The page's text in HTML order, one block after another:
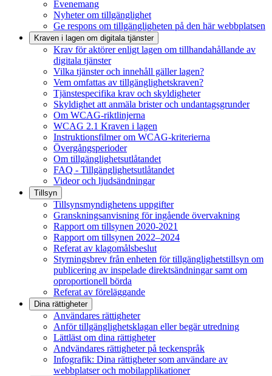
Evenemang
Nyheter om tillgänglighet
Ge respons om tillgängligheten på den här webbplatsen
Kraven i lagen om digitala tjänster
Krav för aktörer enligt lagen om tillhandahållande av
digitala tjänster
Vilka tjänster och innehåll gäller lagen?
Vem omfattas av tillgänglighetskraven?
Tjänstespecifika krav och skyldigheter
Skyldighet att anmäla brister och undantagsgrunder
Om WCAG-riktlinjerna
WCAG 2.1 Kraven i lagen
Instruktionsfilmer om WCAG-kriterierna
Övergångsperioder
Om tillgänglighetsutlåtandet
FAQ - Tillgänglighetsutlåtandet
Videor och ljudsändningar
Tillsyn
Tillsynsmyndighetens uppgifter
Granskningsanvisning för ingående övervakning
Rapport om tillsynen 2020-2021
Rapport om tillsynen 2022–2024
Referat av klagomålsbeslut
Styrningsbrev från enheten för tillgänglighetstillsyn om
publicering av inspelade direktsändningar samt om
oproportionell börda
Referat av föreläggande
Dina rättigheter
Användares rättigheter
Anför tillgänglighetsklagan eller begär utredning
Lättläst om dina rättigheter
Andvändares rättigheter på teckenspråk
Infografik: Dina rättigheter som användare av
webbplatser och mobilapplikationer